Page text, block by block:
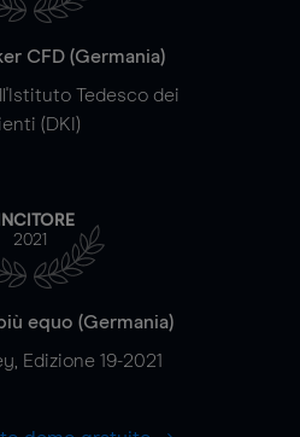
CFD (Germania)
Tedesco dei
(DKI)
2021
equo (Germania)
Edizione 19-2021